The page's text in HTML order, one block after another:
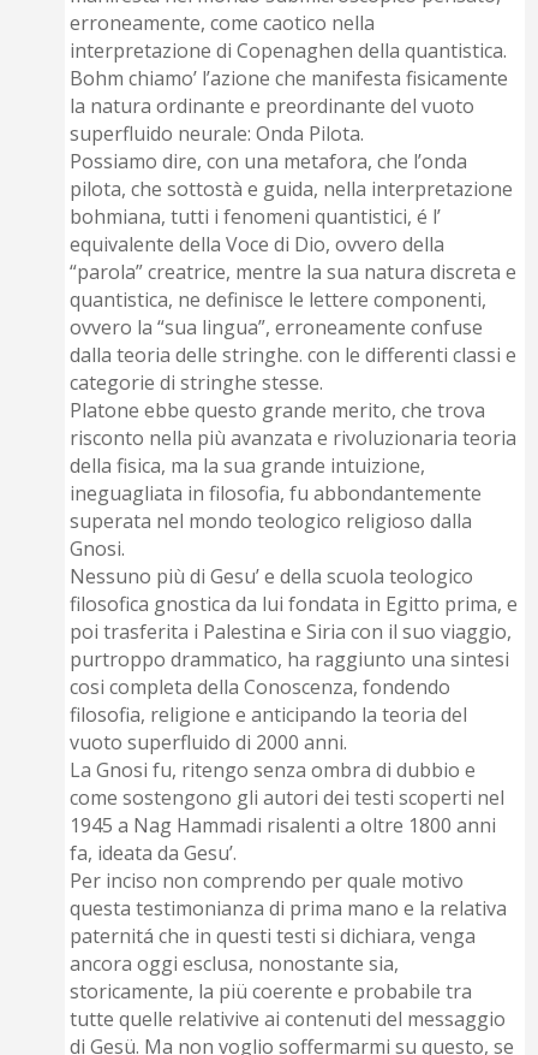
erroneamente, come caotico nella
interpretazione di Copenaghen della quantistica.
Bohm chiamo’ l’azione che manifesta fisicamente
la natura ordinante e preordinante del vuoto
superfluido neurale: Onda Pilota.
Possiamo dire, con una metafora, che l’onda
pilota, che sottostà e guida, nella interpretazione
bohmiana, tutti i fenomeni quantistici, é l’
equivalente della Voce di Dio, ovvero della
“parola” creatrice, mentre la sua natura discreta e
quantistica, ne definisce le lettere componenti,
ovvero la “sua lingua”, erroneamente confuse
dalla teoria delle stringhe. con le differenti classi e
categorie di stringhe stesse.
Platone ebbe questo grande merito, che trova
risconto nella più avanzata e rivoluzionaria teoria
della fisica, ma la sua grande intuizione,
ineguagliata in filosofia, fu abbondantemente
superata nel mondo teologico religioso dalla
Gnosi.
Nessuno più di Gesu’ e della scuola teologico
filosofica gnostica da lui fondata in Egitto prima, e
poi trasferita i Palestina e Siria con il suo viaggio,
purtroppo drammatico, ha raggiunto una sintesi
cosi completa della Conoscenza, fondendo
filosofia, religione e anticipando la teoria del
vuoto superfluido di 2000 anni.
La Gnosi fu, ritengo senza ombra di dubbio e
come sostengono gli autori dei testi scoperti nel
1945 a Nag Hammadi risalenti a oltre 1800 anni
fa, ideata da Gesu’.
Per inciso non comprendo per quale motivo
questa testimonianza di prima mano e la relativa
paternitá che in questi testi si dichiara, venga
ancora oggi esclusa, nonostante sia,
storicamente, la piü coerente e probabile tra
tutte quelle relativive ai contenuti del messaggio
di Gesü. Ma non voglio soffermarmi su questo, se